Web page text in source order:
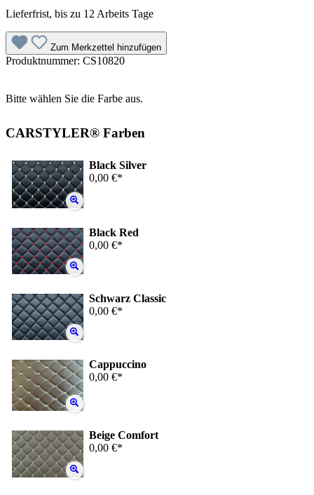
Lieferfrist, bis zu 12 Arbeits Tage
Zum Merkzettel hinzufügen
Produktnummer: CS10820
Bitte wählen Sie die Farbe aus.
CARSTYLER® Farben
Black Silver
0,00 €*
Black Red
0,00 €*
Schwarz Classic
0,00 €*
Cappuccino
0,00 €*
Beige Comfort
0,00 €*